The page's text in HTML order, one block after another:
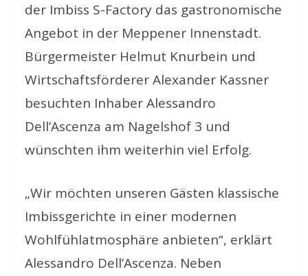
der Imbiss S-Factory das gastronomische
Angebot in der Meppener Innenstadt.
Bürgermeister Helmut Knurbein und
Wirtschaftsförderer Alexander Kassner
besuchten Inhaber Alessandro
Dell’Ascenza am Nagelshof 3 und
wünschten ihm weiterhin viel Erfolg.
„Wir möchten unseren Gästen klassische
Imbissgerichte in einer modernen
Wohlfühlatmosphäre anbieten“, erklärt
Alessandro Dell’Ascenza. Neben